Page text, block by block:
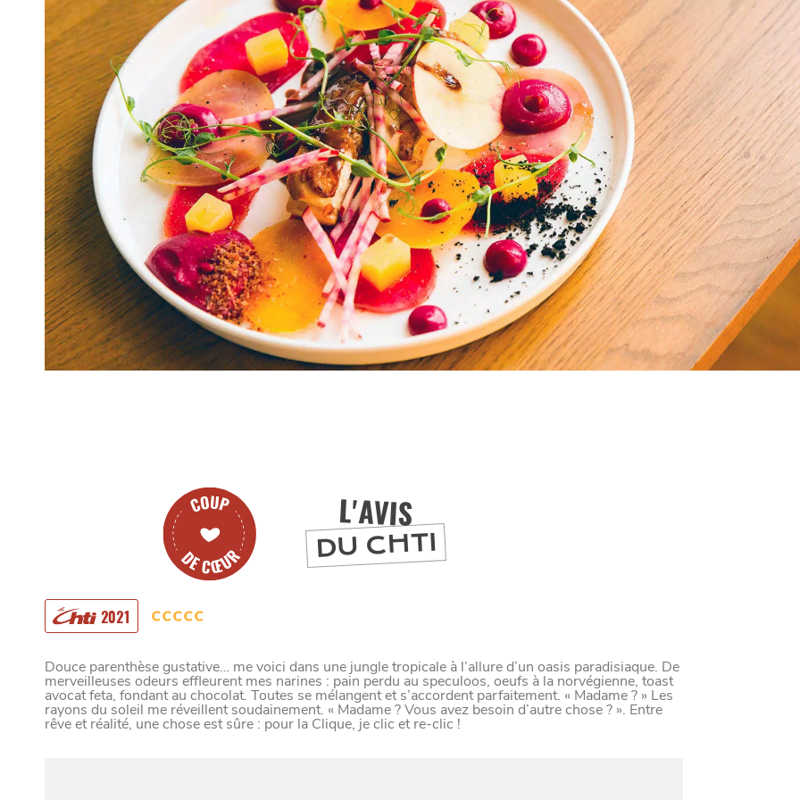
L'AVIS
DU CHTI
2021
Douce parenthèse gustative… me voici dans une jungle tropicale à l’allure d’un oasis paradisiaque. De
merveilleuses odeurs effleurent mes narines : pain perdu au speculoos, oeufs à la norvégienne, toast
avocat feta, fondant au chocolat. Toutes se mélangent et s’accordent parfaitement. « Madame ? » Les
rayons du soleil me réveillent soudainement. « Madame ? Vous avez besoin d’autre chose ? ». Entre
rêve et réalité, une chose est sûre : pour la Clique, je clic et re-clic !
Le Chti